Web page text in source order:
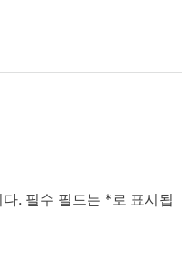
다. 필수 필드는 *로 표시됩